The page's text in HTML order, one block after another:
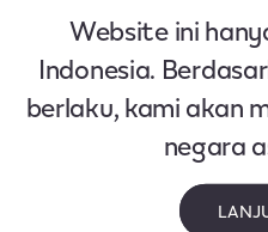
Website ini
Indonesia.
berlaku, kami akan
negara